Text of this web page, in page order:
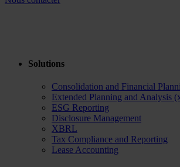
Solutions
Consolidation and Financial
Extended Planning and Analysis
ESG Reporting
Disclosure Management
XBRL
Tax Compliance and Reporting
Lease Accounting